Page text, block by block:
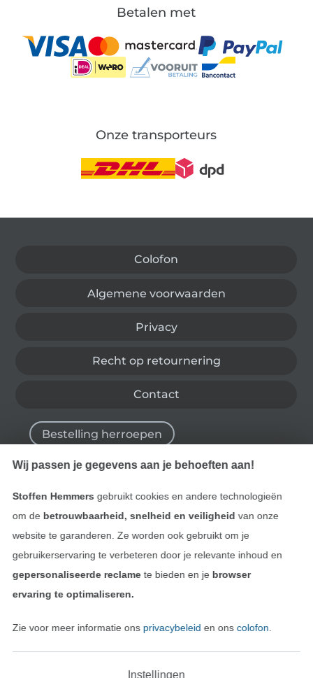
Betalen met
Onze transporteurs
Colofon
Algemene voorwaarden
Privacy
Recht op retournering
Contact
Bestelling herroepen
Vind meer inspiratie
Wij passen je gegevens aan je behoeften aan!
Stoffen Hemmers gebruikt cookies en andere technologieën
om de betrouwbaarheid, snelheid en veiligheid van onze
website te garanderen. Ze worden ook gebruikt om je
gebruikerservaring te verbeteren door je relevante inhoud en
gepersonaliseerde reclamete bieden en je browser
ervaring te optimaliseren.
Zie voor meer informatie ons privacybeleid en ons colofon
Instellingen